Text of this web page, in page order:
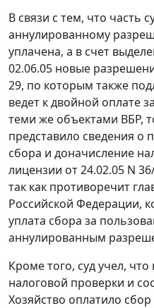
В связи с тем, что часть
аннулированному
уплачена, а в счет
02.06.05 новые
29, по которым также
ведет к двойной оплате
теми же объектами ВБР,
представило сведения о
сбора и доначисление
лицензии от 24.02.05 N
так как противоречит
Российской Федерации,
уплата сбора за
аннулированным
Кроме того, суд учел,
налоговой проверки и
Хозяйство оплатило